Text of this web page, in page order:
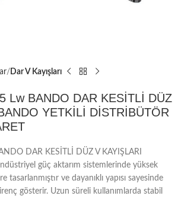
Dar V Kayışları
Lw BANDO DAR KESİTLİ DÜZ
YETKİLİ DİSTRİBÜTÖR
DAR KESİTLİ DÜZ V KAYIŞLARI
güç aktarım sistemlerinde yüksek
ve dayanıklı yapısı sayesinde
gösterir. Uzun süreli kullanımlarda stabil